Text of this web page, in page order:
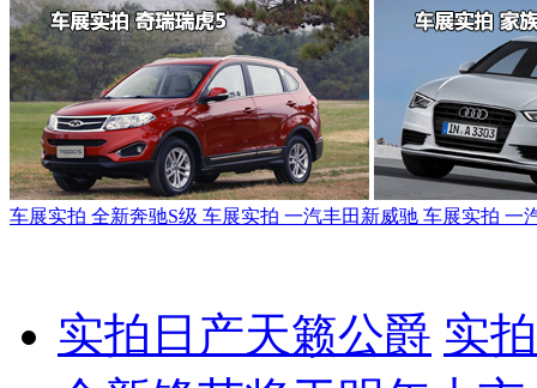
车展实拍 全新奔驰S级 车展实拍 一汽丰田新威驰 车展实拍 一
实拍日产天籁公爵 实